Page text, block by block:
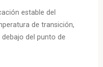
estable del
de transición,
del punto de